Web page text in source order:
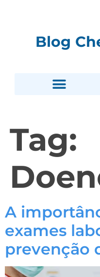
Blog
Tag:
A
exames
prevenção